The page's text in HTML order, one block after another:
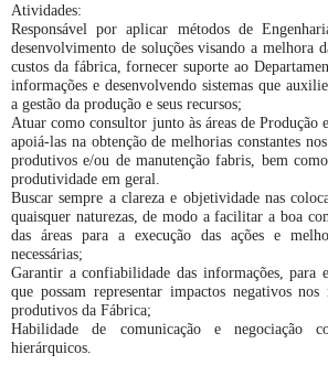
Atividades:
Responsável por aplicar métodos de
desenvolvimento de soluções visando a melhora
custos da fábrica, fornecer suporte ao
informações e desenvolvendo sistemas que
a gestão da produção e seus recursos;
Atuar como consultor junto às áreas de Produção
apoiá-las na obtenção de melhorias constantes
produtivos e/ou de manutenção fabris, bem
produtividade em geral.
Buscar sempre a clareza e objetividade nas
quaisquer naturezas, de modo a facilitar a boa
das áreas para a execução das ações e
necessárias;
Garantir a confiabilidade das informações, para
que possam representar impactos negativos nos
produtivos da Fábrica;
Habilidade de comunicação e negociação
hierárquicos.